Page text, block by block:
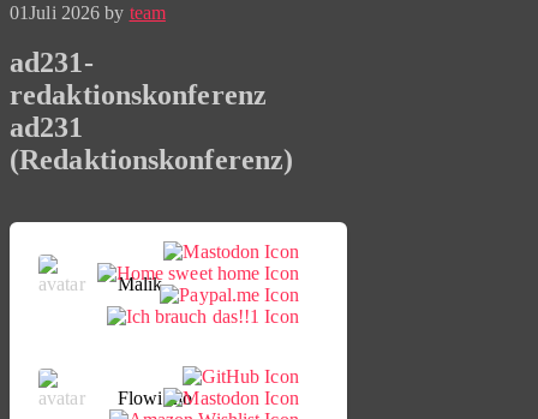
01Juli 2026 by team
ad231-
redaktionskonferenz
ad231
(Redaktionskonferenz)
Malik
Flowinho